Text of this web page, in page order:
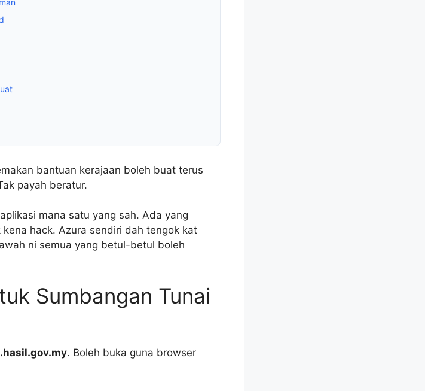
bantuan kerajaan boleh buat terus
payah beratur.
mana satu yang sah. Ada yang
hack. Azura sendiri dah tengok kat
ni semua yang betul-betul boleh
Sumbangan Tunai
. Boleh buka guna browser